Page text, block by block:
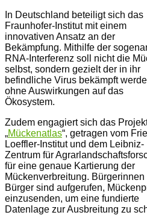
In Deutschland beteiligt sich das
Fraunhofer-Institut mit einem
innovativen Ansatz an der
Bekämpfung. Mithilfe der
RNA-Interferenz soll nicht die
selbst, sondern gezielt der in ihr
befindliche Virus bekämpft
ohne Auswirkungen auf das
Ökosystem.
Zudem engagiert sich das
„Mückenatlas“, getragen vom
Loeffler-Institut und dem Leibniz-
Zentrum für
für eine genaue Kartierung der
Mückenverbreitung. Bürgerinnen
Bürger sind aufgerufen,
einzusenden, um eine fundierte
Datenlage zur Ausbreitung zu